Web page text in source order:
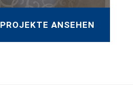
PROJEKTE ANSEHEN